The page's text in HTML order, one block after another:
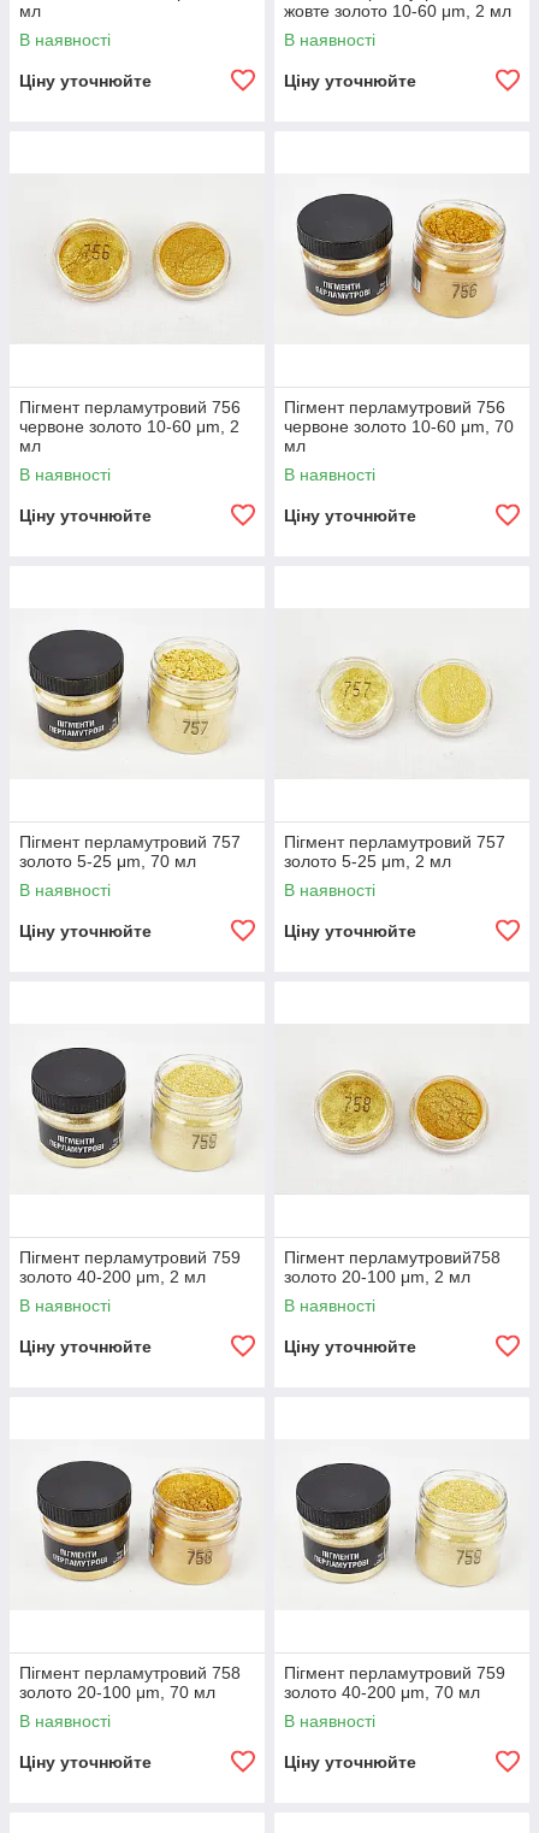
мл
В наявності
Ціну уточнюйте
жовте золото 10-60 μm, 2 мл
В наявності
Ціну уточнюйте
Пігмент перламутровий 756
червоне золото 10-60 μm, 2
мл
В наявності
Ціну уточнюйте
Пігмент перламутровий 756
червоне золото 10-60 μm, 70
мл
В наявності
Ціну уточнюйте
Пігмент перламутровий 757
золото 5-25 μm, 70 мл
В наявності
Ціну уточнюйте
Пігмент перламутровий 757
золото 5-25 μm, 2 мл
В наявності
Ціну уточнюйте
Пігмент перламутровий 759
золото 40-200 μm, 2 мл
В наявності
Ціну уточнюйте
Пігмент перламутровий758
золото 20-100 μm, 2 мл
В наявності
Ціну уточнюйте
Пігмент перламутровий 758
золото 20-100 μm, 70 мл
В наявності
Ціну уточнюйте
Пігмент перламутровий 759
золото 40-200 μm, 70 мл
В наявності
Ціну уточнюйте